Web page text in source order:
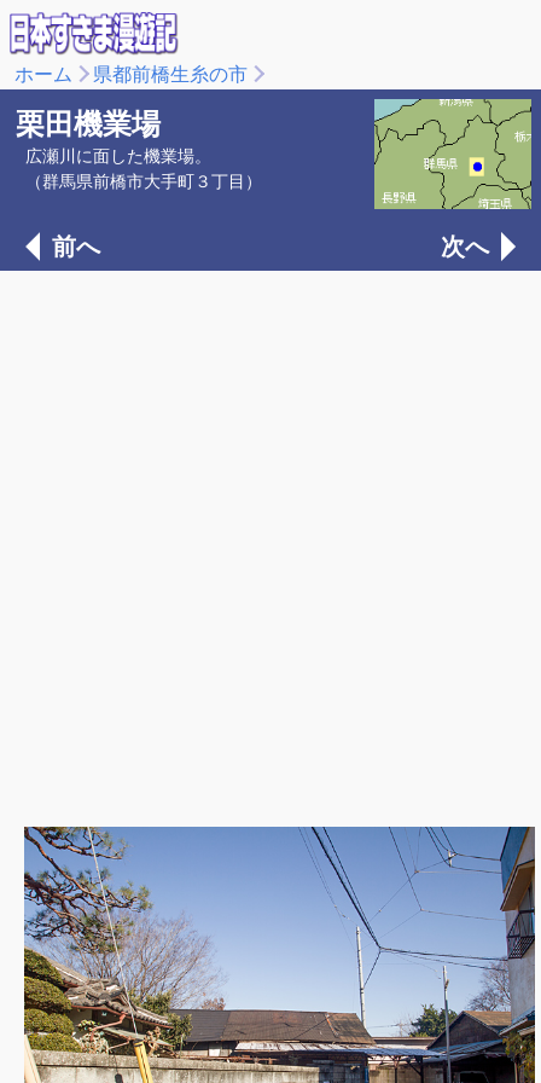
ホーム 県都前橋生糸の市
栗田機業場
広瀬川に面した機業場。
（群馬県前橋市大手町３丁目）
前へ 次へ